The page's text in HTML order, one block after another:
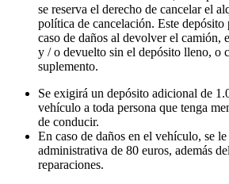
se reserva el derecho de cancelar el
política de cancelación. Este depósito
caso de daños al devolver el camión,
y / o devuelto sin el depósito lleno, o
suplemento.
Se exigirá un depósito adicional de
vehículo a toda persona que tenga
de conducir.
En caso de daños en el vehículo, se
administrativa de 80 euros, además
reparaciones.